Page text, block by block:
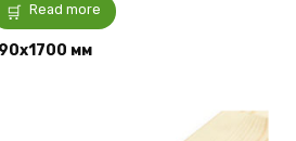
Read more
мм